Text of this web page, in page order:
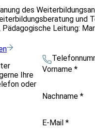
des
und
Pädagogische Leitung:
Ihre
oder
Vorname*
Nachname*
E-Mail*